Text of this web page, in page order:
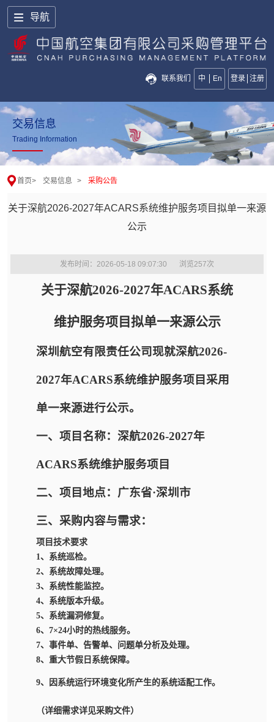
导航
联系我们 中 En 登录 注册
交易信息
Trading Information
首页> 交易信息 > 采购公告
关于深航2026-2027年ACARS系统维护服务项目拟单一来源
公示
发布时间：2026-05-18 09:07:30 浏览257次
关于深航2026-2027年ACARS系统
维护服务项目拟单一来源公示
深圳航空有限责任公司现就深航2026-
2027年ACARS系统维护服务项目采用
单一来源进行公示。
一、项目名称：深航2026-2027年
ACARS系统维护服务项目
二、项目地点：广东省·深圳市
三、采购内容与需求：
项目技术要求
1 、系统巡检。
2、系统故障处理。
3、系统性能监控。
4、系统版本升级。
5、系统漏洞修复。
6、 7×24小时的热线服务。
7、事件单、告警单、问题单分析及处理。
8、重大节假日系统保障。
9、因系统运行环境变化所产生的系统适配工作。
（详细需求详见采购文件）